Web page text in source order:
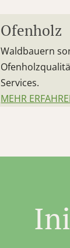
Ofenholz
Waldbauern
Services.
MEHR